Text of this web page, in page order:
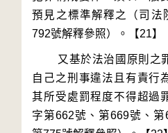
預見之標準解釋之（司法
自己之刑事違法且有責行
其所受處罰程度不得超過
字第662號、第669號、